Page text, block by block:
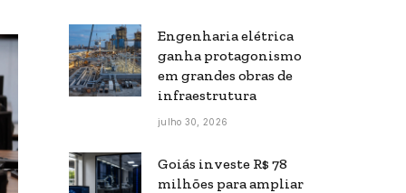
Engenharia elétrica
ganha protagonismo
em grandes obras de
infraestrutura
julho 30, 2026
Goiás investe R$ 78
milhões para ampliar